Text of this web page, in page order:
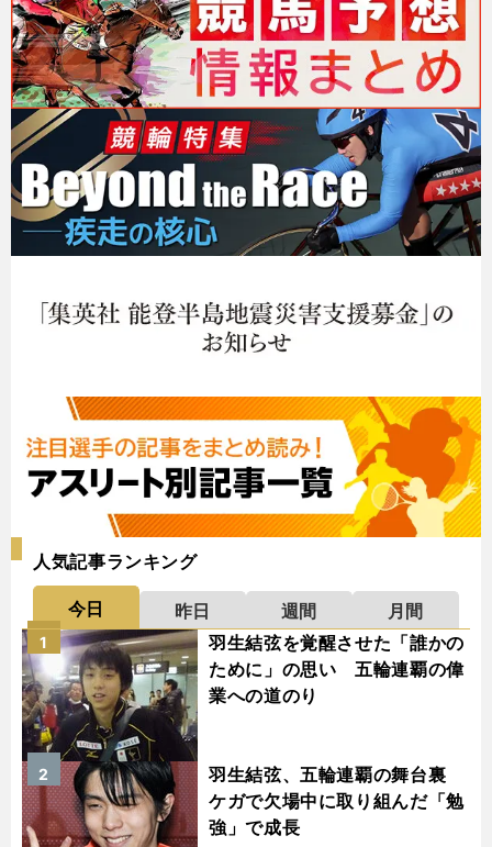
人気記事ランキング
今日 昨日 週間
月間
羽生結弦を覚醒させた「誰かの
ために」の思い 五輪連覇の偉
業への道のり
1
羽生結弦、五輪連覇の舞台裏
ケガで欠場中に取り組んだ「勉
強」で成長
2